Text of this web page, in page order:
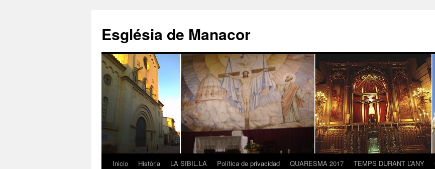
contenido
Església de Manacor
Inicio Història LA SIBIL.LA Política de privacidad QUARESMA 2017 TEMPS DURANT L’ANY